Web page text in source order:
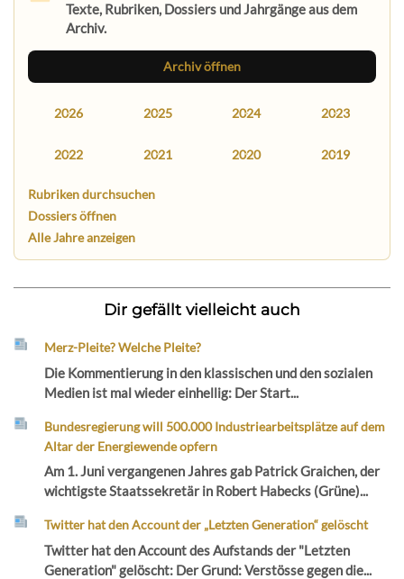
Texte, Rubriken, Dossiers und Jahrgänge aus dem
Archiv.
Archiv öffnen
2026 2025 2024 2023
2022 2021 2020 2019
Rubriken durchsuchen
Dossiers öffnen
Alle Jahre anzeigen
Dir gefällt vielleicht auch
Merz-Pleite? Welche Pleite?
Die Kommentierung in den klassischen und den sozialen
Medien ist mal wieder einhellig: Der Start...
Bundesregierung will 500.000 Industriearbeitsplätze auf dem
Altar der Energiewende opfern
Am 1. Juni vergangenen Jahres gab Patrick Graichen, der
wichtigste Staatssekretär in Robert Habecks (Grüne)...
Twitter hat den Account der „Letzten Generation“ gelöscht
Twitter hat den Account des Aufstands der "Letzten
Generation" gelöscht: Der Grund: Verstösse gegen die...